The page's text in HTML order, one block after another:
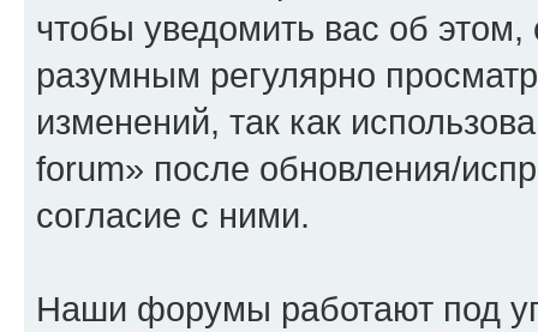
чтобы уведомить вас об
разумным регулярно
изменений, так как
forum» после обновления/
согласие с ними.
Наши форумы работают под